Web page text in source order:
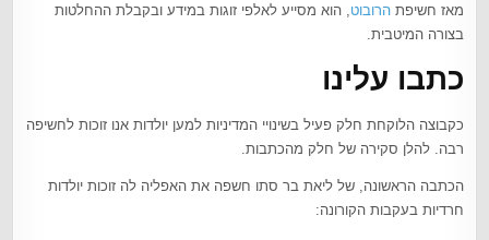
מאז חשיפתהרובוט , הוא מסייע לאלפי זוגות במידע ובקבלת ההחלטות
בצורה המיטבית.
כתבו עלינו
כקבוצה הלוקחת חלק פעיל בשינויי המדיניות למען יולדות אנו זוכות לחשיפה
רבה. להלן סקירה של חלק מהכתבות.
הכתבה הראשונה, של ליאת בר סתו חשפה את האפליה לה זוכות יולדות
חרדיות בעקבות הקורונה: